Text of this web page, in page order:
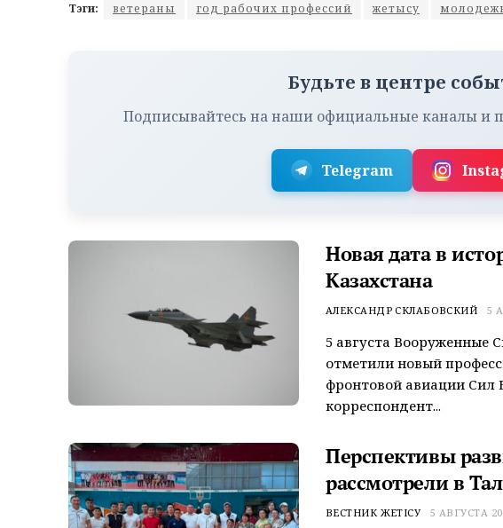
Тэги: ветераны год рабочих профессий жетысу
Будьте в центре
Подписывайтесь на наши официальные каналы и
Telegram
Новая дата в
Казахстана
АЛЕКСАНДР СКЛАБОВСКИЙ 5
5 августа Вооруженные
отметили новый
фронтовой авиации Сил
корреспондент...
Перспективы
рассмотрели в
ВЕСТНИК ЖЕТІСУ 5 АВГУСТА